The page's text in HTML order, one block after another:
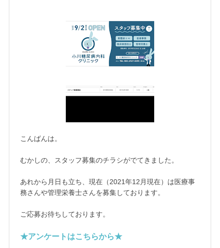
こんばんは。
むかしの、スタッフ募集のチラシがでてきました。
あれから月日も立ち、現在（2021年12月現在）は医療事
務さんや管理栄養士さんを募集しております。
ご応募お待ちしております。
★アンケートはこちらから★